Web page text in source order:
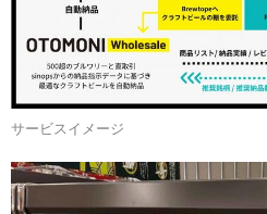
サービスイメージ